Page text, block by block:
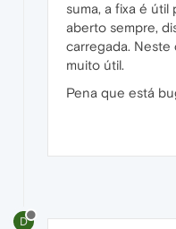
suma, a fixa é
aberto sempre,
carregada. Neste
muito útil.
Pena que está
D